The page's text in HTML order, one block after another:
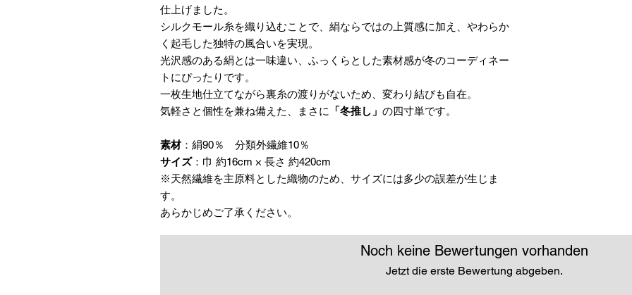
仕上げました。
シルクモール糸を織り込むことで、絹ならではの上質感に加え、やわらか
く起毛した独特の風合いを実現。
光沢感のある絹とは一味違い、ふっくらとした素材感が冬のコーディネー
トにぴったりです。
一枚生地仕立てながら裏糸の渡りがないため、変わり結びも自在。
気軽さと個性を兼ね備えた、まさに 「冬推し」 の四寸単です。
素材：絹90％ 分類外繊維10％
サイズ：巾 約16cm × 長さ 約420cm
※天然繊維を主原料とした織物のため、サイズには多少の誤差が生じま
す。
あらかじめご了承ください。
Noch keine Bewertungen vorhanden
Jetzt die erste Bewertung abgeben.